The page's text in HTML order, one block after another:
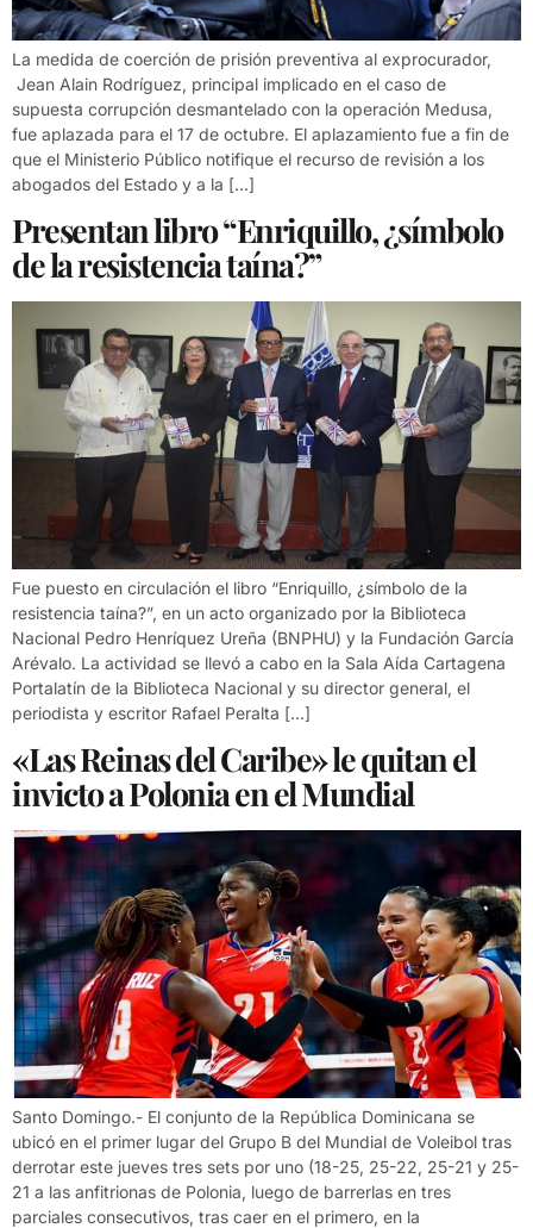
La medida de coerción de prisión preventiva al exprocurador,
Jean Alain Rodríguez, principal implicado en el caso de
supuesta corrupción desmantelado con la operación Medusa,
fue aplazada para el 17 de octubre. El aplazamiento fue a fin de
que el Ministerio Público notifique el recurso de revisión a los
abogados del Estado y a la […]
Presentan libro “Enriquillo, ¿símbolo
de la resistencia taína?”
Fue puesto en circulación el libro “Enriquillo, ¿símbolo de la
resistencia taína?”, en un acto organizado por la Biblioteca
Nacional Pedro Henríquez Ureña (BNPHU) y la Fundación García
Arévalo. La actividad se llevó a cabo en la Sala Aída Cartagena
Portalatín de la Biblioteca Nacional y su director general, el
periodista y escritor Rafael Peralta […]
«Las Reinas del Caribe» le quitan el
invicto a Polonia en el Mundial
Santo Domingo.- El conjunto de la República Dominicana se
ubicó en el primer lugar del Grupo B del Mundial de Voleibol tras
derrotar este jueves tres sets por uno (18-25, 25-22, 25-21 y 25-
21 a las anfitrionas de Polonia, luego de barrerlas en tres
parciales consecutivos, tras caer en el primero, en la